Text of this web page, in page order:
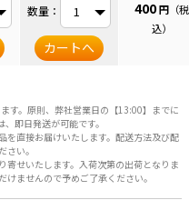
数量：
カートへ
400円 （税
込）
す。原則、弊社営業日の【13:00】までに
即日発送が可能です。
直接お届けいたします。配送方法及び配
い。
せいたします。入荷次第の出荷となりま
ませんので予めご了承ください。